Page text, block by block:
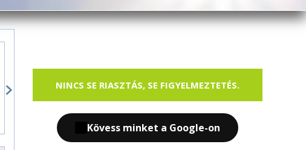
NINCS SE RIASZTÁS, SE FIGYELMEZTETÉS.
Kövess minket a Google-on